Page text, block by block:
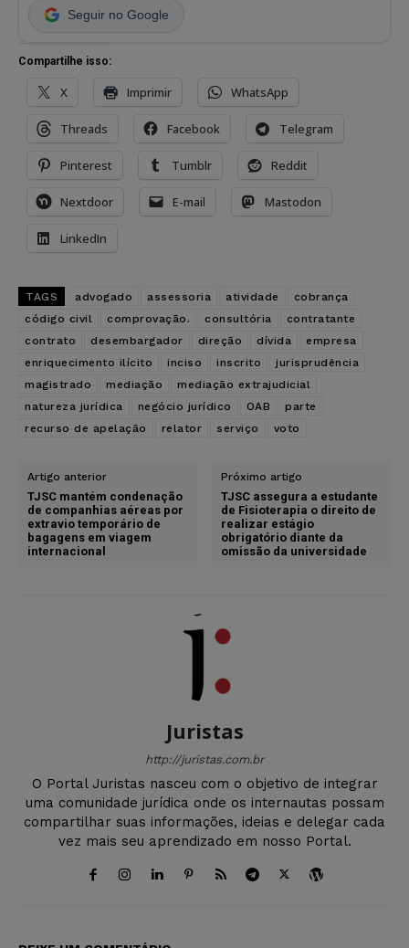
Seguir no Google
Compartilhe isso:
X Imprimir WhatsApp
Threads Facebook Telegram
Pinterest Tumblr Reddit
Nextdoor E-mail Mastodon
LinkedIn
TAGS advogado assessoria atividade
cobrança
código civil
comprovação. consultória
contratante
contrato
desembargador direção dívida
empresa
enriquecimento ilícito
inciso inscrito
jurisprudência
magistrado
mediação
mediação extrajudicial
natureza jurídica
negócio jurídico OAB
parte
recurso de apelação
relator serviço voto
Artigo anterior
TJSC mantém condenação
de companhias aéreas por
extravio temporário de
bagagens em viagem
internacional
Próximo artigo
TJSC assegura a estudante
de Fisioterapia o direito de
realizar estágio
obrigatório diante da
omissão da universidade
Juristas
http://juristas.com.br
O Portal Juristas nasceu com o objetivo de integrar
uma comunidade jurídica onde os internautas possam
compartilhar suas informações, ideias e delegar cada
vez mais seu aprendizado em nosso Portal.